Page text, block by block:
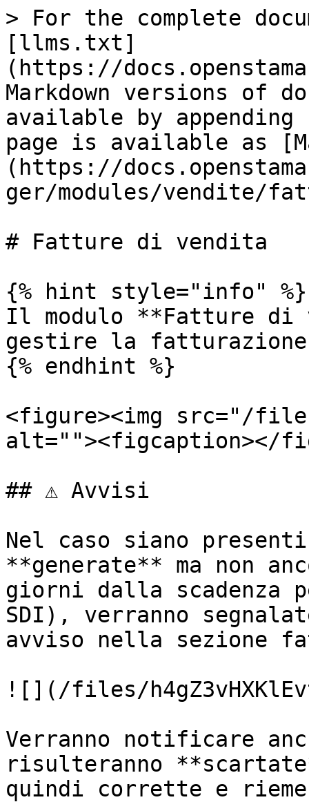
> For the complete
[llms.txt]
(https://
Markdown versions of
available by
page is available as
(https://
ger/modules/vendite/
# Fatture di vendita
{% hint style="info" %}
Il modulo **Fatture di
gestire la
{% endhint %}
<figure><img src="/files/
alt=""><figcaption></
## ⚠️ Avvisi
Nel caso siano
**generate** ma non
giorni dalla
SDI), verranno
avviso nella sezione
![](/files/
Verranno notificare
risulteranno
quindi corrette e